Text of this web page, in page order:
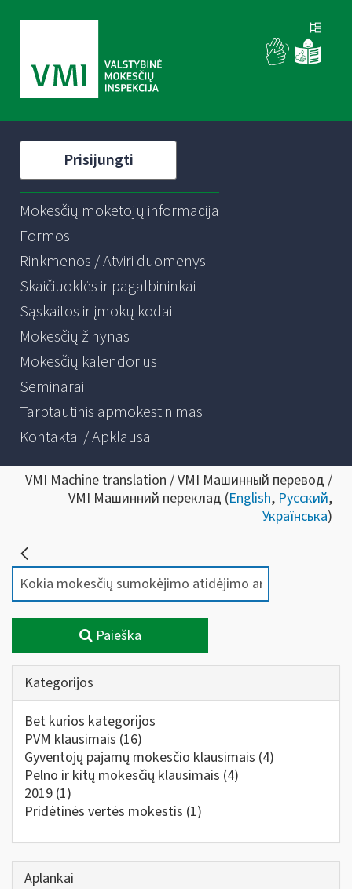
Prisijungti
Mokesčių mokėtojų informacija
Formos
Rinkmenos / Atviri duomenys
Skaičiuoklės ir pagalbininkai
Sąskaitos ir įmokų kodai
Mokesčių žinynas
Mokesčių kalendorius
Seminarai
Tarptautinis apmokestinimas
Kontaktai / Apklausa
VMI Machine translation / VMI Машинный перевод /
VMI Машинний переклад (English, Русский,
Українська)
Paieška
Kategorijos
Bet kurios kategorijos
PVM klausimais (16)
Gyventojų pajamų mokesčio klausimais (4)
Pelno ir kitų mokesčių klausimais (4)
2019 (1)
Pridėtinės vertės mokestis (1)
Aplankai